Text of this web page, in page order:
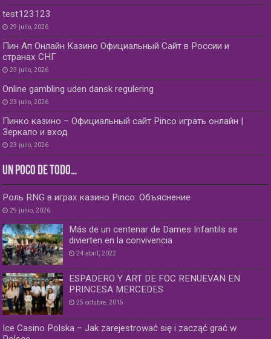
test123123
29 julio, 2026
Пин Ап Онлайн Казино Официальный Сайт в России и
странах СНГ
23 julio, 2026
Online gambling uden dansk regulering
23 julio, 2026
Пинко казино – Официальный сайт Pinco играть онлайн |
Зеркало и вход
23 julio, 2026
UN POCO DE TODO…
Роль RNG в играх казино Pinco: Объяснение
29 junio, 2026
Más de un centenar de Dames Infantils se
divierten en la convivencia
24 abril, 2022
ESPADERO Y ART DE FOC RENUEVAN EN
PRINCESA MERCEDES
25 octubre, 2015
Ice Casino Polska – Jak zarejestrować się i zacząć grać w